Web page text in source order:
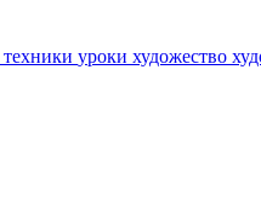
техники уроки художество